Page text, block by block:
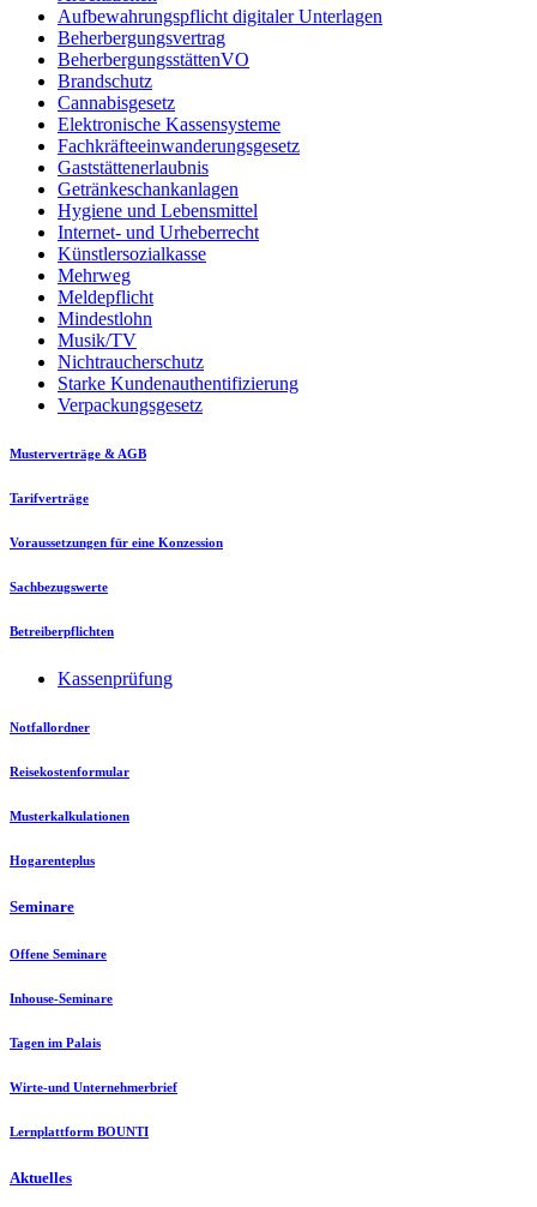
Aufbewahrungspflicht digitaler Unterlagen
Beherbergungsvertrag
BeherbergungsstättenVO
Brandschutz
Cannabisgesetz
Elektronische Kassensysteme
Fachkräfteeinwanderungsgesetz
Gaststättenerlaubnis
Getränkeschankanlagen
Hygiene und Lebensmittel
Internet- und Urheberrecht
Künstlersozialkasse
Mehrweg
Meldepflicht
Mindestlohn
Musik/TV
Nichtraucherschutz
Starke Kundenauthentifizierung
Verpackungsgesetz
Musterverträge & AGB
Tarifverträge
Voraussetzungen für eine Konzession
Sachbezugswerte
Betreiberpflichten
Kassenprüfung
Notfallordner
Reisekostenformular
Musterkalkulationen
Hogarenteplus
Seminare
Offene Seminare
Inhouse-Seminare
Tagen im Palais
Wirte-und Unternehmerbrief
Lernplattform BOUNTI
Aktuelles